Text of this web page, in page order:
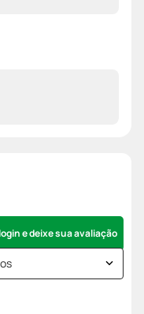
e deixe sua avaliação